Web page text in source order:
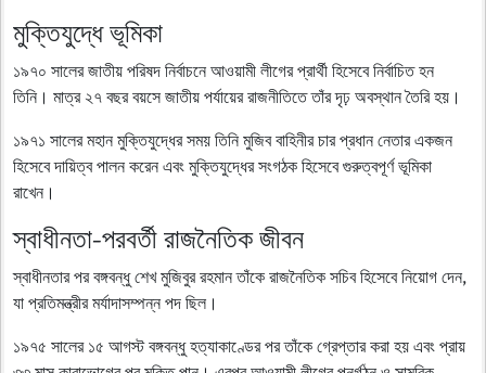
মুক্তিযুদ্ধে ভূমিকা
১৯৭০ সালের জাতীয় পরিষদ নির্বাচনে আওয়ামী লীগের প্রার্থী হিসেবে নির্বাচিত হন
তিনি। মাত্র ২৭ বছর বয়সে জাতীয় পর্যায়ের রাজনীতিতে তাঁর দৃঢ় অবস্থান তৈরি হয়।
১৯৭১ সালের মহান মুক্তিযুদ্ধের সময় তিনি মুজিব বাহিনীর চার প্রধান নেতার একজন
হিসেবে দায়িত্ব পালন করেন এবং মুক্তিযুদ্ধের সংগঠক হিসেবে গুরুত্বপূর্ণ ভূমিকা
রাখেন।
স্বাধীনতা-পরবর্তী রাজনৈতিক জীবন
স্বাধীনতার পর বঙ্গবন্ধু শেখ মুজিবুর রহমান তাঁকে রাজনৈতিক সচিব হিসেবে নিয়োগ দেন,
যা প্রতিমন্ত্রীর মর্যাদাসম্পন্ন পদ ছিল।
১৯৭৫ সালের ১৫ আগস্ট বঙ্গবন্ধু হত্যাকাণ্ডের পর তাঁকে গ্রেপ্তার করা হয় এবং প্রায়